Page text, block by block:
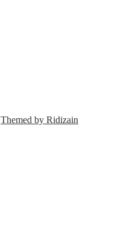
Themed by Ridizain